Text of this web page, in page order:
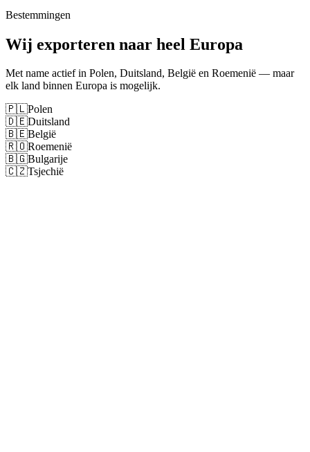
Bestemmingen
Wij exporteren naar heel Europa
Met name actief in Polen, Duitsland, België en Roemenië — maar
elk land binnen Europa is mogelijk.
🇵🇱Polen
🇩🇪Duitsland
🇧🇪België
🇷🇴Roemenië
🇧🇬Bulgarije
🇨🇿Tsjechië